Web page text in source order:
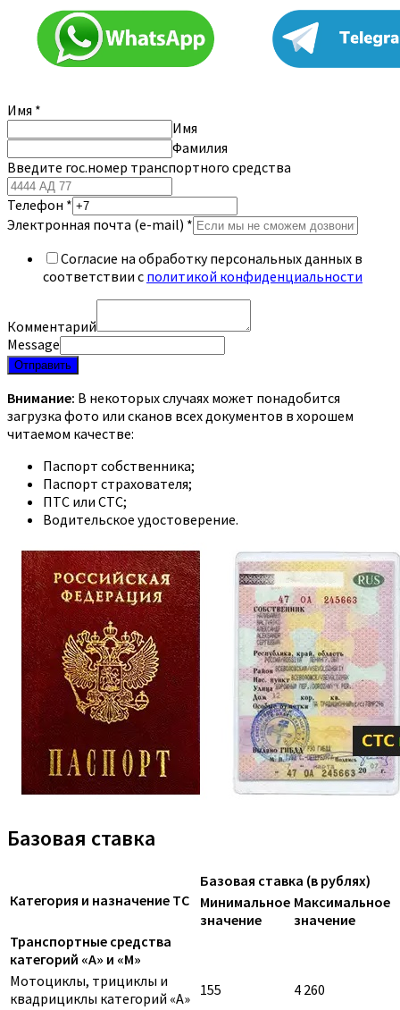
Имя *
Имя
Фамилия
Введите гос.номер транспортного средства
Телефон *
Электронная почта (e-mail) *
Согласие на обработку персональных данных в
соответствии с политикой конфиденциальности
Комментарий
Message
Отправить
Внимание: В некоторых случаях может понадобится
загрузка фото или сканов всех документов в хорошем
читаемом качестве:
Паспорт собственника;
Паспорт страхователя;
ПТС или СТС;
Водительское удостоверение.
Базовая ставка
Категория и назначение ТС
Базовая ставка (в рублях)
Минимальное
значение
Максимальное
значение
Транспортные средства
категорий «A» и «M»
Мотоциклы, трициклы и
квадрициклы категорий «A» 155
4 260